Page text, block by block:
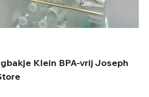
Klein BPA-vrij Joseph